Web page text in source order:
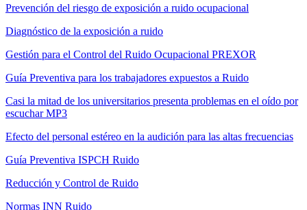
Prevención del riesgo de exposición a ruido ocupacional
Diagnóstico de la exposición a ruido
Gestión para el Control del Ruido Ocupacional PREXOR
Guía Preventiva para los trabajadores expuestos a Ruido
Casi la mitad de los universitarios presenta problemas en el oído por
escuchar MP3
Efecto del personal estéreo en la audición para las altas frecuencias
Guía Preventiva ISPCH Ruido
Reducción y Control de Ruido
Normas INN Ruido